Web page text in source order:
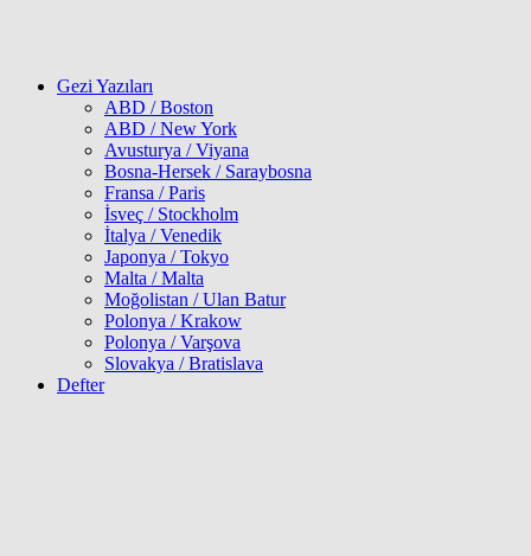
Gezi Yazıları
ABD / Boston
ABD / New York
Avusturya / Viyana
Bosna-Hersek / Saraybosna
Fransa / Paris
İsveç / Stockholm
İtalya / Venedik
Japonya / Tokyo
Malta / Malta
Moğolistan / Ulan Batur
Polonya / Krakow
Polonya / Varşova
Slovakya / Bratislava
Defter